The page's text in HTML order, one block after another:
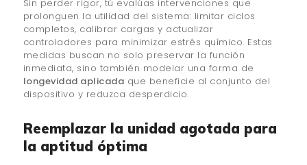
Sin perder rigor, tú evalúas intervenciones que
prolonguen la utilidad del sistema: limitar ciclos
completos, calibrar cargas y actualizar
controladores para minimizar estrés químico. Estas
medidas buscan no solo preservar la función
inmediata, sino también modelar una forma de
longevidad aplicada que beneficie al conjunto del
dispositivo y reduzca desperdicio.
Reemplazar la unidad agotada para
la aptitud óptima